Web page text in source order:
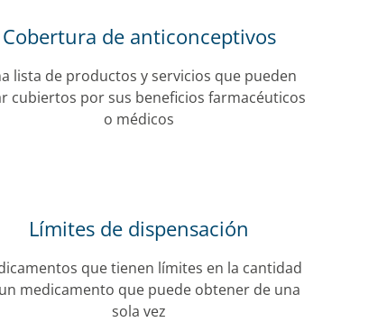
Cobertura de anticonceptivos
lista de productos y servicios que pueden
cubiertos por sus beneficios farmacéuticos
o médicos
Límites de dispensación
que tienen límites en la cantidad
medicamento que puede obtener de una
sola vez